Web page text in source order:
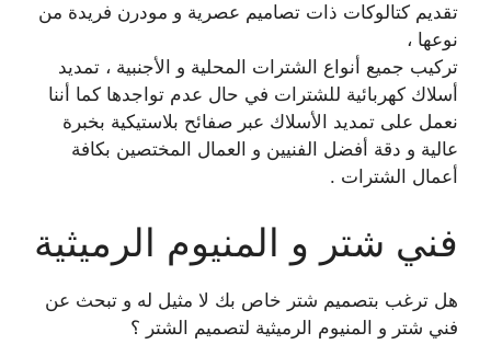
تقديم كتالوكات ذات تصاميم عصرية و مودرن فريدة من
نوعها ،
تركيب جميع أنواع الشترات المحلية و الأجنبية ، تمديد
أسلاك كهربائية للشترات في حال عدم تواجدها كما أننا
نعمل على تمديد الأسلاك عبر صفائح بلاستيكية بخبرة
عالية و دقة أفضل الفنيين و العمال المختصين بكافة
أعمال الشترات .
فني شتر و المنيوم الرميثية
هل ترغب بتصميم شتر خاص بك لا مثيل له و تبحث عن
فني شتر و المنيوم الرميثية لتصميم الشتر ؟